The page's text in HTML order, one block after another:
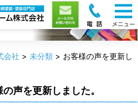
ちく
会社 > 未分類 > お客様の声を更新し
声を更新しました。